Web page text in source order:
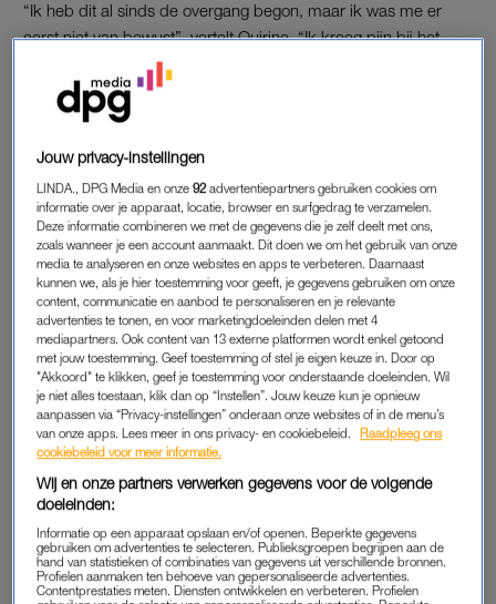
“Ik heb dit al sinds de overgang begon, maar ik was me er
eerst niet van bewust”, vertelt Quirine. “Ik kreeg pijn bij het
vrijen, maar dacht dat het wel weg zou gaan. Totdat het een
dusdanige vorm aannam dat we geen geslachtsgemeenschap
meer kunnen hebben. Het zweet breekt me dan echt uit van
worden gestoken. De huid scheurt en gaat bloeden.
Af en toe proberen we het, in de hoop dat het misschien over
is, maar nee. De intimiteit is er nog steeds, maar de ‘uiterste
vorm’ daarvan – seks door penetratie – kunnen we niet meer
hebben. Dat stukje mist. Ik vind het zelf niet leuk, maar ik vind
het nog vervelender voor mijn man. Het is niet meer zoals het
was.”
Fabia (30) over vaginisme:
'Mijn vagina blokkeerde alles:
Jouw privacy-instellingen
LINDA., DPG Media en onze92 advertentiepartners gebruiken cookies om
informatie over je apparaat, locatie, browser en surfgedrag te verzamelen.
Deze informatie combineren we met de gegevens die je zelf deelt met ons,
zoals wanneer je een account aanmaakt. Dit doen we om het gebruik van onze
media te analyseren en onze websites en apps te verbeteren. Daarnaast
kunnen we, als je hier toestemming voor geeft, je gegevens gebruiken om onze
content, communicatie en aanbod te personaliseren en je relevante
advertenties te tonen, en voor marketingdoeleinden delen met 4
mediapartners. Ook content van 13 externe platformen wordt enkel getoond
met jouw toestemming. Geef toestemming of stel je eigen keuze in. Door op
"Akkoord" te klikken, geef je toestemming voor onderstaande doeleinden. Wil
je niet alles toestaan, klik dan op “Instellen”. Jouw keuze kun je opnieuw
aanpassen via “Privacy-instellingen” onderaan onze websites of in de menu’s
van onze apps. Lees meer in ons privacy- en cookiebeleid.
Raadpleeg ons
cookiebeleid voor meer informatie.
Wij en onze partners verwerken gegevens voor de volgende
doeleinden:
Informatie op een apparaat opslaan en/of openen. Beperkte gegevens
gebruiken om advertenties te selecteren. Publieksgroepen begrijpen aan de
hand van statistieken of combinaties van gegevens uit verschillende bronnen.
Profielen aanmaken ten behoeve van gepersonaliseerde advertenties.
Contentprestaties meten. Diensten ontwikkelen en verbeteren. Profielen